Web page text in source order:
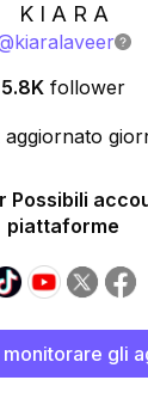
K I A R A
kiaralaveer
5.8K follower
aggiornato
Possibili
piattaforme
gli